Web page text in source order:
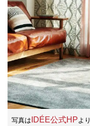
写真は IDÉE公式HPより